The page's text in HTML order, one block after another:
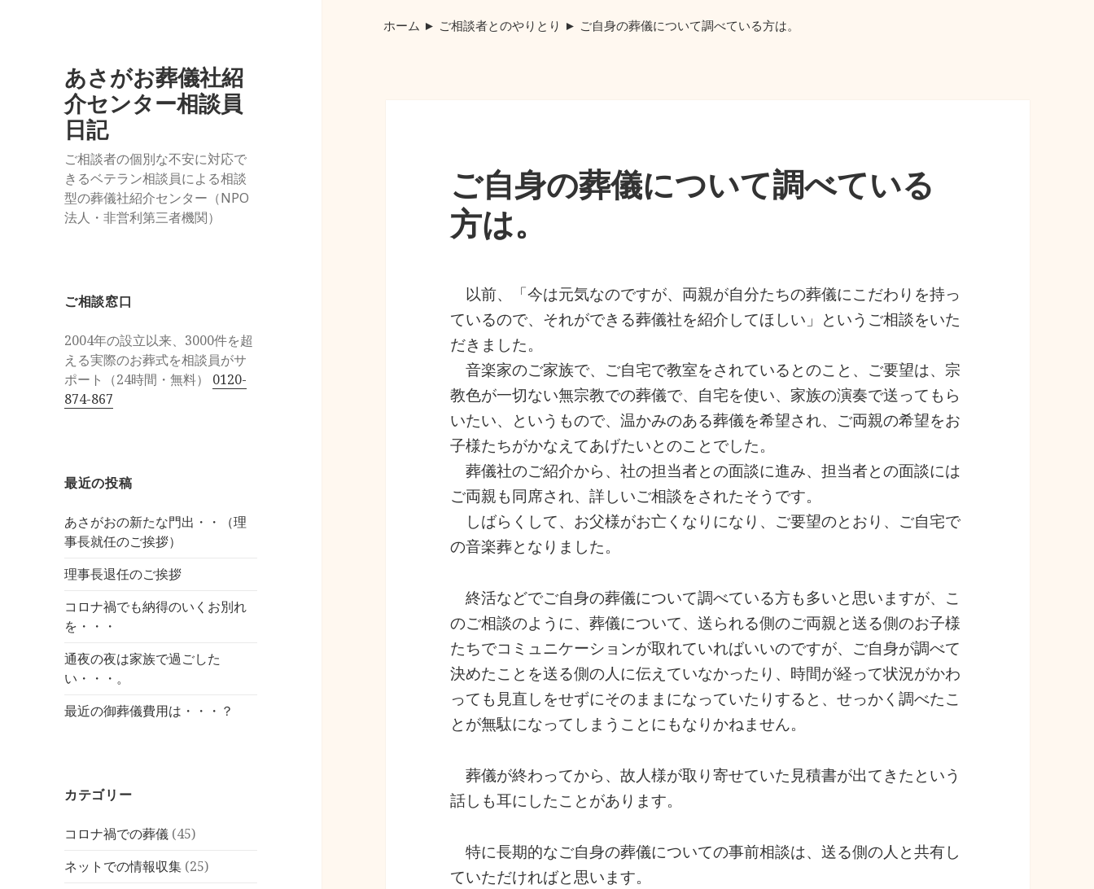
あさがお葬儀社紹
介センター相談員
日記
ご相談者の個別な不安に対応で
きるベテラン相談員による相談
型の葬儀社紹介センター（NPO
法人・非営利第三者機関）
ご相談窓口
2004年の設立以来、3000件を超
える実際のお葬式を相談員がサ
ポート（24時間・無料） 0120-
874-867
最近の投稿
あさがおの新たな門出・・（理
事長就任のご挨拶）
理事長退任のご挨拶
コロナ禍でも納得のいくお別れ
を・・・
通夜の夜は家族で過ごした
い・・・。
最近の御葬儀費用は・・・？
カテゴリー
コロナ禍での葬儀 (45)
ネットでの情報収集 (25)
ホーム ► ご相談者とのやりとり ► ご自身の葬儀について調べている方は。
ご自身の葬儀について調べている
方は。
以前、「今は元気なのですが、両親が自分たちの葬儀にこだわりを持っ
ているので、それができる葬儀社を紹介してほしい」というご相談をいた
だきました。
音楽家のご家族で、ご自宅で教室をされているとのこと、ご要望は、宗
教色が一切ない無宗教での葬儀で、自宅を使い、家族の演奏で送ってもら
いたい、というもので、温かみのある葬儀を希望され、ご両親の希望をお
子様たちがかなえてあげたいとのことでした。
葬儀社のご紹介から、社の担当者との面談に進み、担当者との面談には
ご両親も同席され、詳しいご相談をされたそうです。
しばらくして、お父様がお亡くなりになり、ご要望のとおり、ご自宅で
の音楽葬となりました。
終活などでご自身の葬儀について調べている方も多いと思いますが、こ
のご相談のように、葬儀について、送られる側のご両親と送る側のお子様
たちでコミュニケーションが取れていればいいのですが、ご自身が調べて
決めたことを送る側の人に伝えていなかったり、時間が経って状況がかわ
っても見直しをせずにそのままになっていたりすると、せっかく調べたこ
とが無駄になってしまうことにもなりかねません。
葬儀が終わってから、故人様が取り寄せていた見積書が出てきたという
話しも耳にしたことがあります。
特に長期的なご自身の葬儀についての事前相談は、送る側の人と共有し
ていただければと思います。